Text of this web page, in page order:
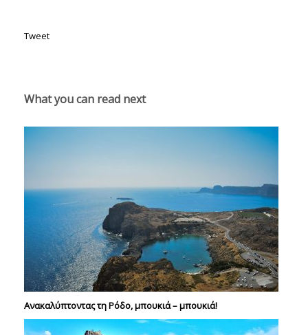
Tweet
What you can read next
Ανακαλύπτοντας τη Ρόδο, μπουκιά – μπουκιά!